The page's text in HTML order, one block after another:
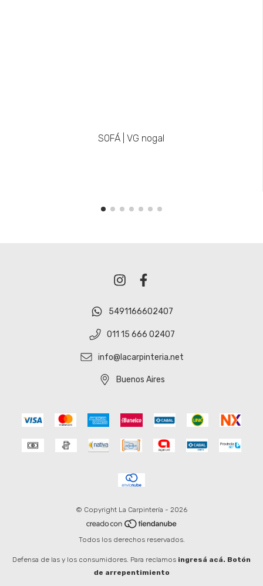
SOFÁ | VG nogal
5491166602407
011 15 666 02407
info@lacarpinteria.net
Buenos Aires
© Copyright La Carpintería - 2026
Todos los derechos reservados.
Defensa de las y los consumidores. Para reclamos ingresá acá. Botón
de arrepentimiento